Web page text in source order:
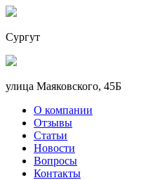
Сургут
улица Маяковского, 45Б
О компании
Отзывы
Статьи
Новости
Вопросы
Контакты